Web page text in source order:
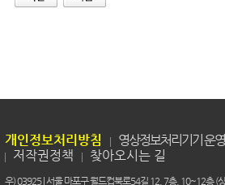
개인정보처리방침 영상정보처리기기 운
저작권정책
찾아오시는 길
우) 03925 | 서울 마포구 월드컵북로54길 12, 7층, 10~12층 (